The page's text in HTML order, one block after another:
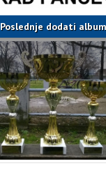
Poslednje dodati album